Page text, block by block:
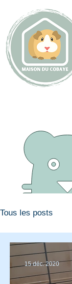
Tous les posts
15 déc. 2020